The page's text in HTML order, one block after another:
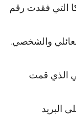
التي فقدت رقم
والشخصي.
الذي قمت
البريد